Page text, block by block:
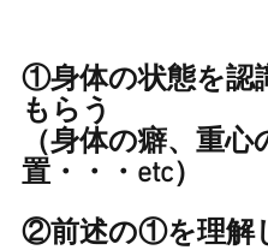
①身体の状態を認
もらう
（身体の癖、重心
置・・・etc）
②前述の①を理解